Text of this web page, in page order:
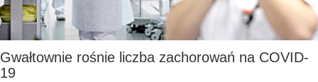
Gwałtownie rośnie liczba zachorowań na COVID-
19